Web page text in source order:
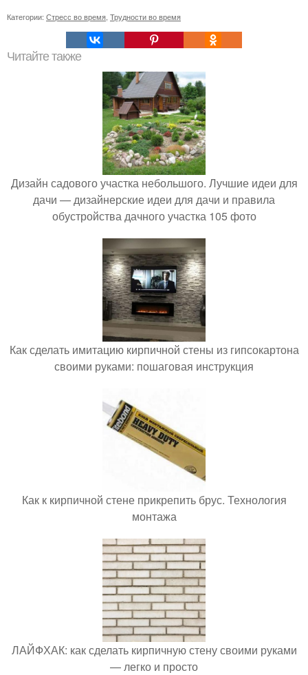
Категории: Стресс во время Трудности во время
Читайте также
Дизайн садового участка небольшого. Лучшие идеи для
дачи — дизайнерские идеи для дачи и правила
обустройства дачного участка 105 фото
Как сделать имитацию кирпичной стены из гипсокартона
своими руками: пошаговая инструкция
Как к кирпичной стене прикрепить брус. Технология
монтажа
ЛАЙФХАК: как сделать кирпичную стену своими руками
— легко и просто